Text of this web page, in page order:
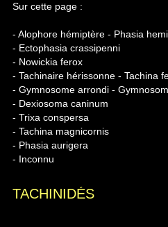
Sur cette page :
- Alophore hémiptère - Phasia
- Ectophasia crassipenni
- Nowickia ferox
- Tachinaire hérissonne - Tachina
- Gymnosome arrondi -
- Dexiosoma caninum
- Trixa conspersa
- Tachina magnicornis
- Phasia aurigera
- Inconnu
TACHINIDÉS